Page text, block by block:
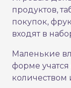
продуктов,
покупок,
входят в
Маленькие
форме учатся